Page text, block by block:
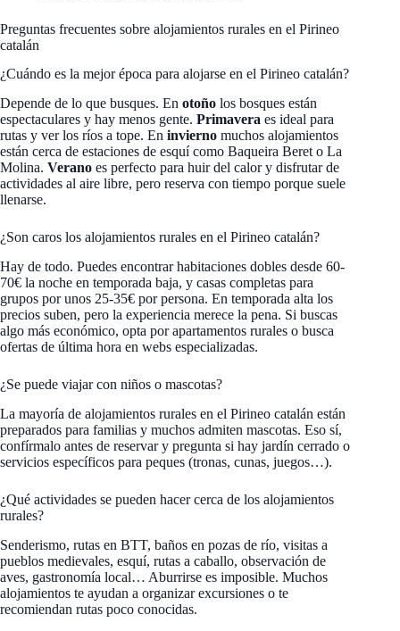
Preguntas frecuentes sobre alojamientos rurales en el Pirineo
catalán
¿Cuándo es la mejor época para alojarse en el Pirineo catalán?
Depende de lo que busques. En otoño los bosques están
espectaculares y hay menos gente. Primavera es ideal para
rutas y ver los ríos a tope. En invierno muchos alojamientos
están cerca de estaciones de esquí como Baqueira Beret o La
Molina. Verano es perfecto para huir del calor y disfrutar de
actividades al aire libre, pero reserva con tiempo porque suele
llenarse.
¿Son caros los alojamientos rurales en el Pirineo catalán?
Hay de todo. Puedes encontrar habitaciones dobles desde 60-
70€ la noche en temporada baja, y casas completas para
grupos por unos 25-35€ por persona. En temporada alta los
precios suben, pero la experiencia merece la pena. Si buscas
algo más económico, opta por apartamentos rurales o busca
ofertas de última hora en webs especializadas.
¿Se puede viajar con niños o mascotas?
La mayoría de alojamientos rurales en el Pirineo catalán están
preparados para familias y muchos admiten mascotas. Eso sí,
confírmalo antes de reservar y pregunta si hay jardín cerrado o
servicios específicos para peques (tronas, cunas, juegos…).
¿Qué actividades se pueden hacer cerca de los alojamientos
rurales?
Senderismo, rutas en BTT, baños en pozas de río, visitas a
pueblos medievales, esquí, rutas a caballo, observación de
aves, gastronomía local… Aburrirse es imposible. Muchos
alojamientos te ayudan a organizar excursiones o te
recomiendan rutas poco conocidas.